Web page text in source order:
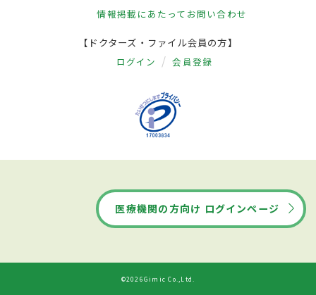
情報掲載にあたって お問い合わせ
【ドクターズ・ファイル会員の方】
ログイン 会員登録
医療機関の方向け ログインページ
©2026Gimic Co.,Ltd.